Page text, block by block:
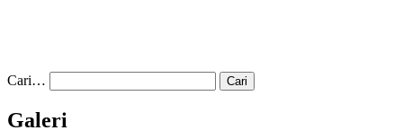
Cari…
Galeri